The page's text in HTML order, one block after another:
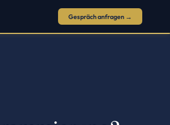
Gespräch anfragen →